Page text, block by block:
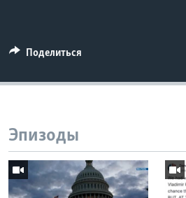
Поделиться
Эпизоды